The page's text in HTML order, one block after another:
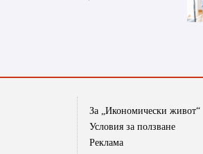
За „Икономически живот“
Условия за ползване
Реклама